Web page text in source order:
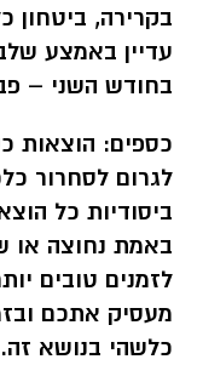
בקרירה, ביטחון
עדיין באמצע
בחודש השני –
כספים: הוצאות
לגרום לסחרור
ביסודיות כל
באמת נחוצה או
לזמנים טובים
מעסיק אתכם
כלשהי בנושא זה.